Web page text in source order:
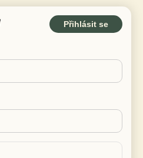
Přihlásit se